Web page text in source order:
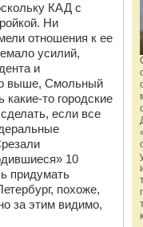
КАД с
Ни
отношения к ее
усилий,
и
выше, Смольный
какие-то городские
если все
10
придумать
похоже,
за этим видимо,